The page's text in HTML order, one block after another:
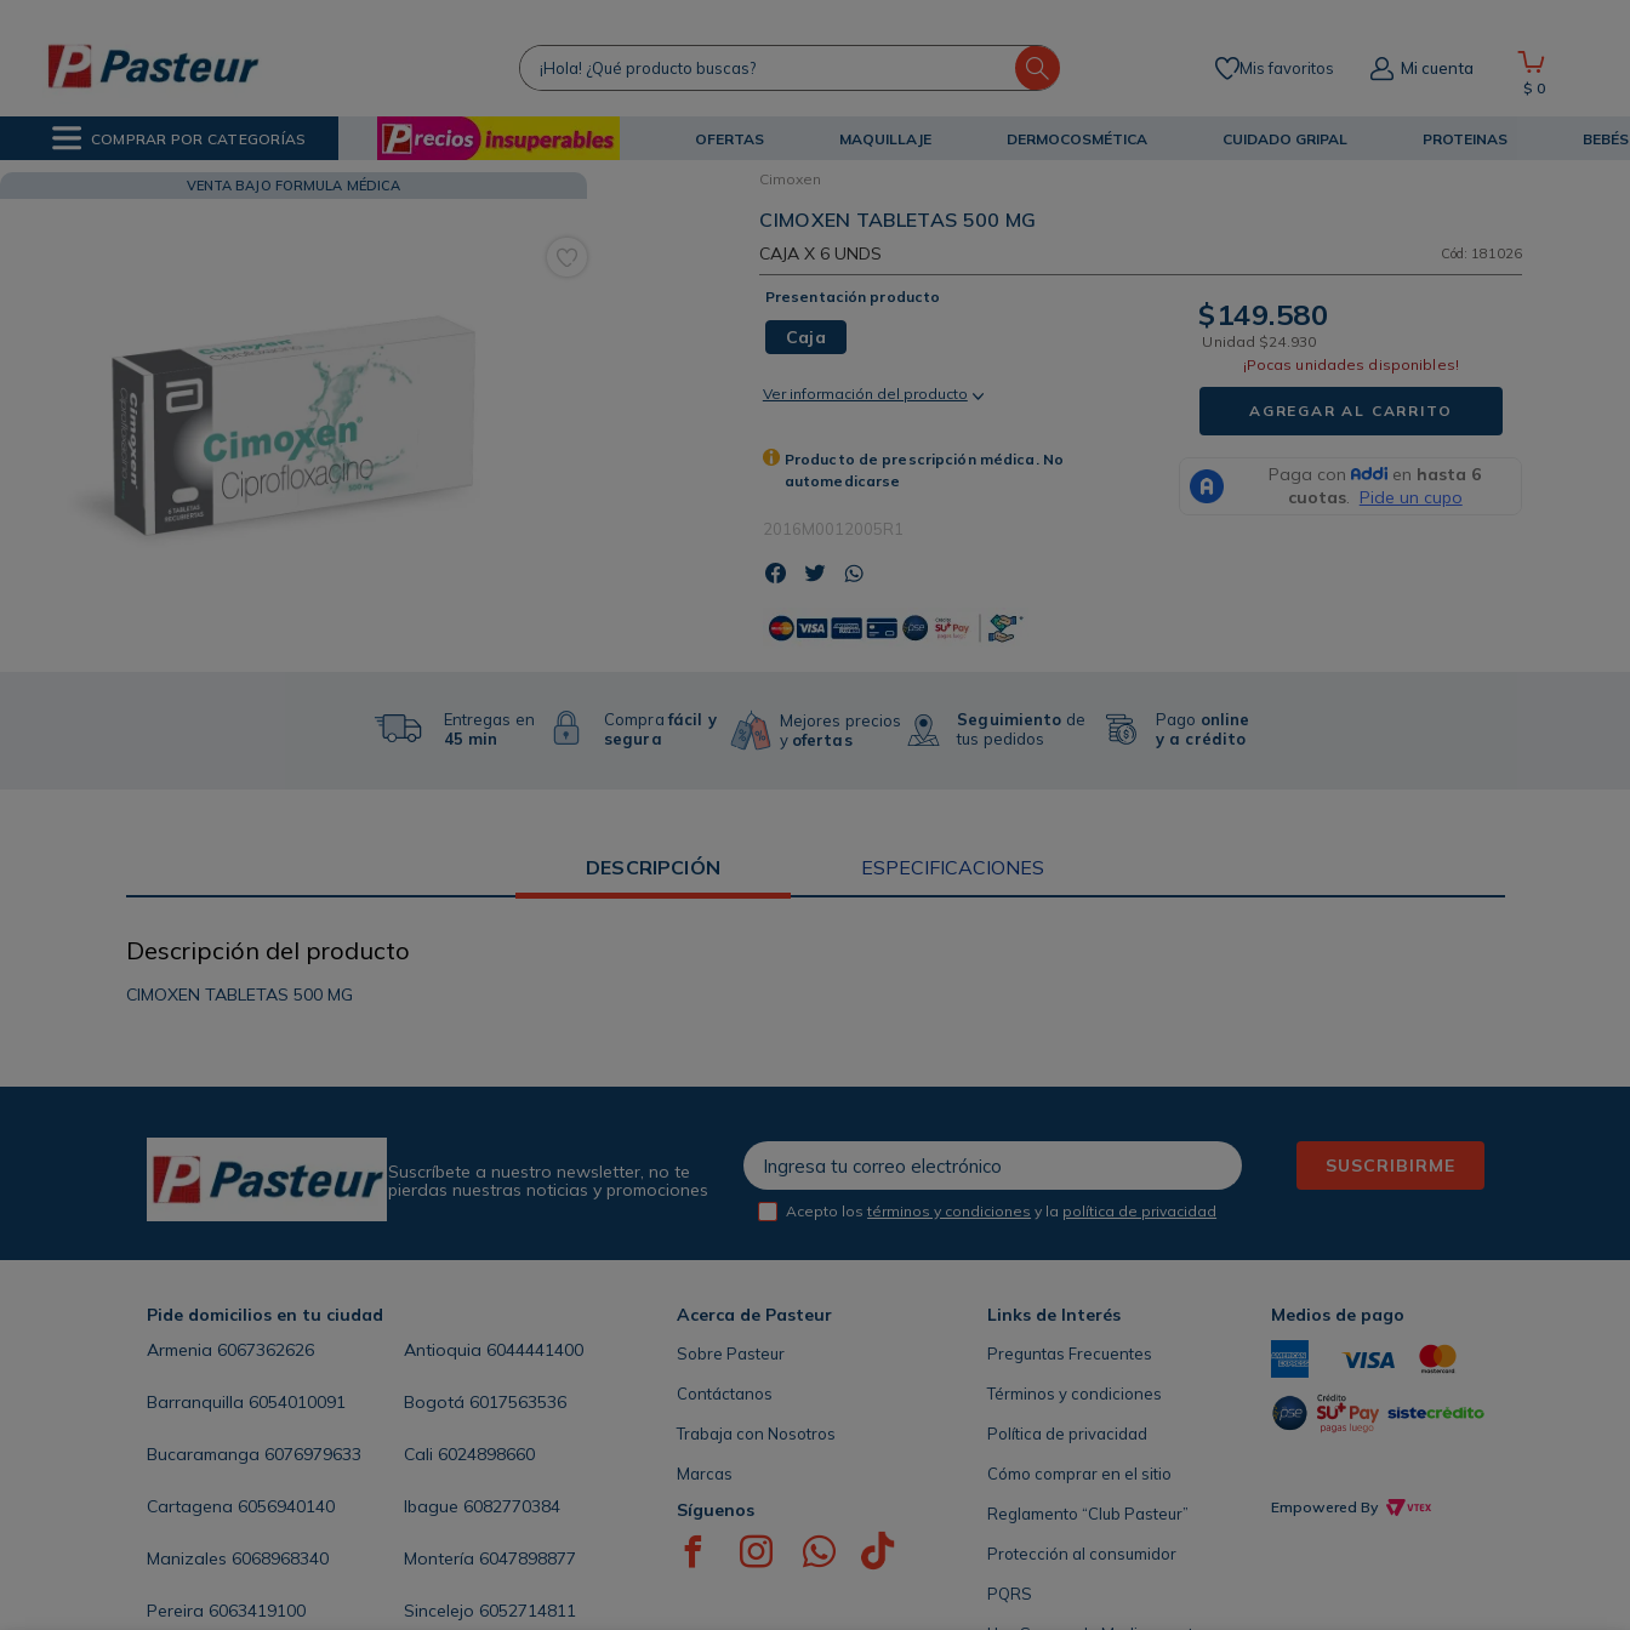
¡Hola! ¿Qué producto buscas?
Mis favoritos Mi cuenta
$ 0
COMPRAR POR CATEGORÍAS OFERTAS MAQUILLAJE DERMOCOSMÉTICA CUIDADO GRIPAL PROTEINAS BEBÉS
VENTA BAJO FORMULA MÉDICA Cimoxen
CIMOXEN TABLETAS 500 MG
CAJA X 6 UNDS Cód : 181026
Presentación producto
Caja
Ver información del producto
Producto de prescripción médica. No
automedicarse
2016M0012005R1
$149.580
Unidad $24.930
¡Pocas unidades disponibles!
AGREGAR AL CARRITO
Entregas en
45 min
Comprafácil y
segura
Mejores precios
y ofertas
Seguimiento de
tus pedidos
Pago online
y a crédito
DESCRIPCIÓN ESPECIFICACIONES
Descripción del producto
CIMOXEN TABLETAS 500 MG
Suscríbete a nuestro newsletter, no te
pierdas nuestras noticias y promociones
SUSCRIBIRME
Acepto lostérminos y condiciones y la política de privacidad
Pide domicilios en tu ciudad
Armenia 6067362626 Antioquia 6044441400
Barranquilla 6054010091 Bogotá 6017563536
Bucaramanga 6076979633 Cali 6024898660
Cartagena 6056940140 Ibague 6082770384
Manizales 6068968340 Montería 6047898877
Pereira 6063419100 Sincelejo 6052714811
Acerca de Pasteur
Sobre Pasteur
Contáctanos
Trabaja con Nosotros
Marcas
Síguenos
Links de Interés
Preguntas Frecuentes
Términos y condiciones
Política de privacidad
Cómo comprar en el sitio
Reglamento “Club Pasteur”
Protección al consumidor
PQRS
Medios de pago
Empowered By
MÁS BUSCADOS
Solar